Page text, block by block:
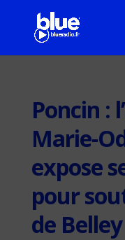
Poncin :
Marie-
expose
pour
de Belley